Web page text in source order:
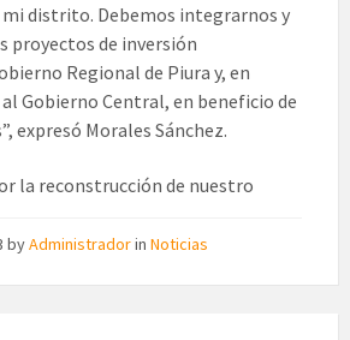
distrito. Debemos integrarnos y
proyectos de inversión
Regional de Piura y, en
Gobierno Central, en beneficio de
expresó Morales Sánchez.
la reconstrucción de nuestro
byAdministradorin Noticias